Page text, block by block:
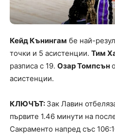
Кейд Кънингам бе най-
точки и 5 асистенции. Тим
разписа с 19. Озар Томпсън
асистенции.
КЛЮЧЪТ: Зак Лавин
първите 1.46 минути на
Сакраменто напред със